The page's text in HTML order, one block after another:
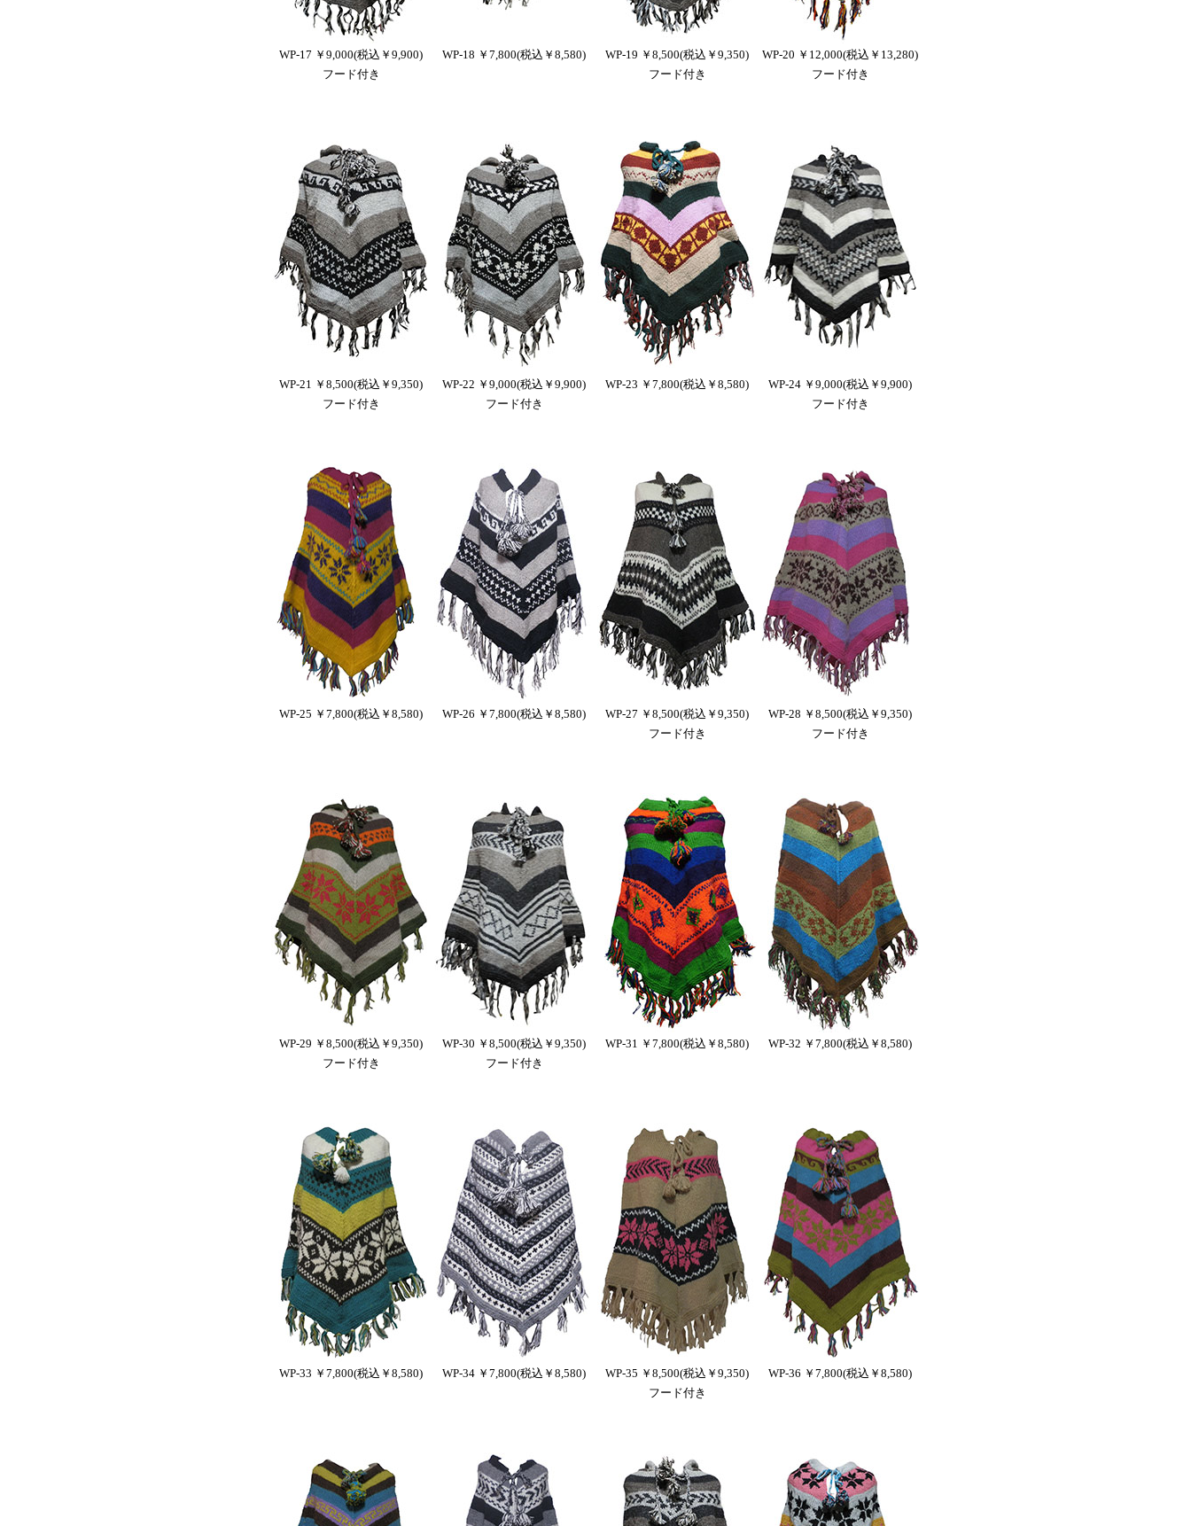
WP-17 ￥9,000(税込￥9,900) WP-18 ￥7,800(税込￥8,580) WP-19 ￥8,500(税込￥9,350)
WP-20 ￥12,000(税込￥13,280)
フード付き
フード付き フード付き
WP-21 ￥8,500(税込￥9,350) WP-22 ￥9,000(税込￥9,900) WP-23 ￥7,800(税込￥8,580)
WP-24 ￥9,000(税込￥9,900)
フード付き
フード付き フード付き
WP-25 ￥7,800(税込￥8,580) WP-26 ￥7,800(税込￥8,580) WP-27 ￥8,500(税込￥9,350)
WP-28 ￥8,500(税込￥9,350)
フード付き
フード付き
WP-29 ￥8,500(税込￥9,350) WP-30 ￥8,500(税込￥9,350) WP-31 ￥7,800(税込￥8,580)
WP-32 ￥7,800(税込￥8,580)
フード付き
フード付き
WP-33 ￥7,800(税込￥8,580) WP-34 ￥7,800(税込￥8,580) WP-35 ￥8,500(税込￥9,350)
WP-36 ￥7,800(税込￥8,580)
フード付き